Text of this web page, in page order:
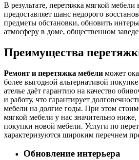
В результате, перетяжка мягкой
предоставляет шанс недорого
предметы обстановки, обновить
атмосферу в доме, общественном
Преимущества
Ремонт и перетяжка мебели может
более выгодной альтернативой
ателье даёт гарантию на качество
и работу, что гарантирует
мебели на долгие годы. При этом
мягкой мебели у нас значительно ниже,
покупки новой мебели. Услуги по
характеризуются широким перечнем
Обновление интерьера